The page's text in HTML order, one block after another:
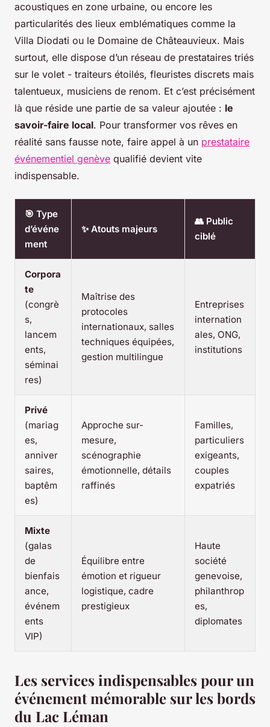
acoustiques en zone urbaine, ou encore les
particularités des lieux emblématiques comme la
Villa Diodati ou le Domaine de Châteauvieux. Mais
surtout, elle dispose d’un réseau de prestataires triés
sur le volet - traiteurs étoilés, fleuristes discrets mais
talentueux, musiciens de renom. Et c’est précisément
là que réside une partie de sa valeur ajoutée : le
savoir-faire local. Pour transformer vos rêves en
réalité sans fausse note, faire appel à un prestataire
événementiel genève qualifié devient vite
indispensable.
🎯 Type
d’événe
ment
✨ Atouts majeurs
👥 Public
ciblé
Corpora
te
(congrè
s,
lancem
ents,
séminai
res)
Maîtrise des
protocoles
internationaux, salles
techniques équipées,
gestion multilingue
Entreprises
internation
ales, ONG,
institutions
Privé
(mariag
es,
anniver
saires,
baptêm
es)
Approche sur-
mesure,
scénographie
émotionnelle, détails
raffinés
Familles,
particuliers
exigeants,
couples
expatriés
Mixte
(galas
de
bienfais
ance,
événem
ents
VIP)
Équilibre entre
émotion et rigueur
logistique, cadre
prestigieux
Haute
société
genevoise,
philanthrop
es,
diplomates
Les services indispensables pour un
événement mémorable sur les bords
du Lac Léman